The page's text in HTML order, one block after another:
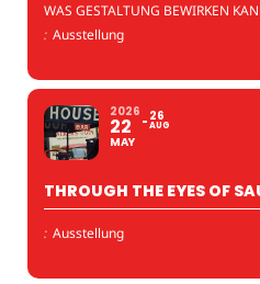
WAS GESTALTUNG BEWIRKEN
: Ausstellung
2026
22
MAY
26
AUG
THROUGH THE EYES OF
: Ausstellung